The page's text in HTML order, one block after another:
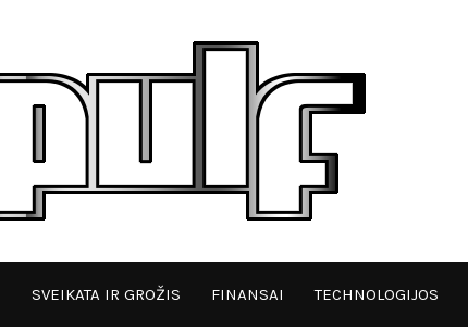
SVEIKATA IR GROŽIS FINANSAI TECHNOLOGIJOS